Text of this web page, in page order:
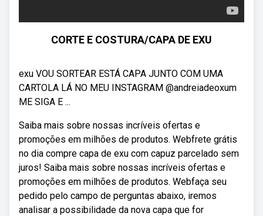
CORTE E COSTURA/CAPA DE EXU
exu VOU SORTEAR ESTÁ CAPA JUNTO COM UMA
CARTOLA LÁ NO MEU INSTAGRAM @andreiadeoxum
ME SIGA E ...
Saiba mais sobre nossas incríveis ofertas e
promoções em milhões de produtos. Webfrete grátis
no dia compre capa de exu com capuz parcelado sem
juros! Saiba mais sobre nossas incríveis ofertas e
promoções em milhões de produtos. Webfaça seu
pedido pelo campo de perguntas abaixo, iremos
analisar a possibilidade da nova capa que for